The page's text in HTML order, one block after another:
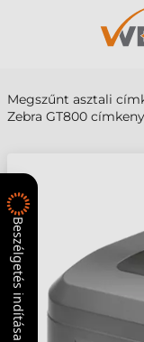
Megszűnt asztali
Zebra GT800
Beszélgetés indítása